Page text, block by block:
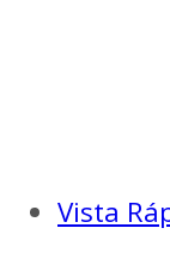
Vista